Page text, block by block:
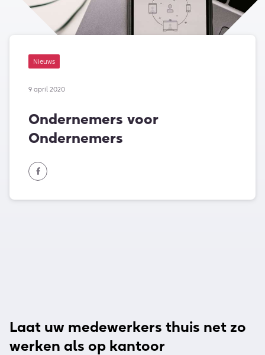
Nieuws
9 april 2020
Ondernemers voor
Ondernemers
Laat uw medewerkers thuis net zo
werken als op kantoor